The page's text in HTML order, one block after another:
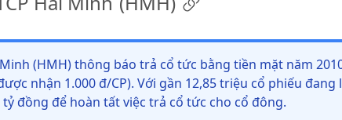
Minh (HMH) thông báo trả cổ tức bằng tiền mặt năm
nhận 1.000 đ/CP). Với gần 12,85 triệu cổ phiếu
tỷ đồng để hoàn tất việc trả cổ tức cho cổ đông.